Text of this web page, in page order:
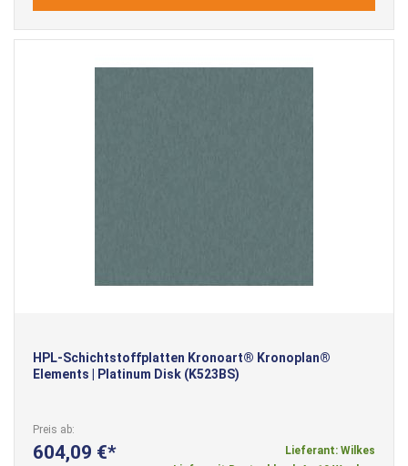
HPL-Schichtstoffplatten Kronoart® Kronoplan®
Elements | Platinum Disk (K523BS)
Preis ab
604,09 €
Lieferant: Wilkes